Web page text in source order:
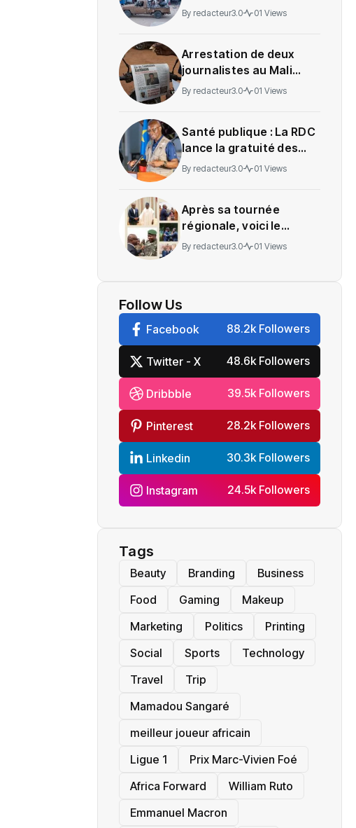
des soldats tués
By redacteur3.0 01 Views
Arrestation de deux
journalistes au Mali
provoque une
By redacteur3.0 01 Views
Santé publique : La RDC
lance la gratuité des
soins en Ituri
By redacteur3.0 01 Views
Après sa tournée
régionale, voici le
message de Wadagni
By redacteur3.0 01 Views
Follow Us
Facebook 88.2k Followers
Twitter - X 48.6k Followers
Dribbble 39.5k Followers
Pinterest 28.2k Followers
Linkedin 30.3k Followers
Instagram 24.5k Followers
Tags
Beauty Branding
Business
Food
Gaming
Makeup
Marketing
Politics
Printing
Social
Sports
Technology
Travel
Trip
Mamadou Sangaré
meilleur joueur africain
Ligue 1
Prix Marc-Vivien Foé
‎Africa Forward
William Ruto
Emmanuel Macron